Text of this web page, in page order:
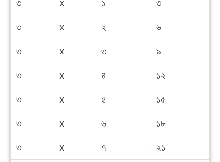
BENGALI STORIES
৩ x ১
৩
৩
x ২
৬
৩
x ৩
৯
৩
x ৪
১২
৩
x ৫
১৫
৩
x ৬
১৮
৩
x ৭
২১